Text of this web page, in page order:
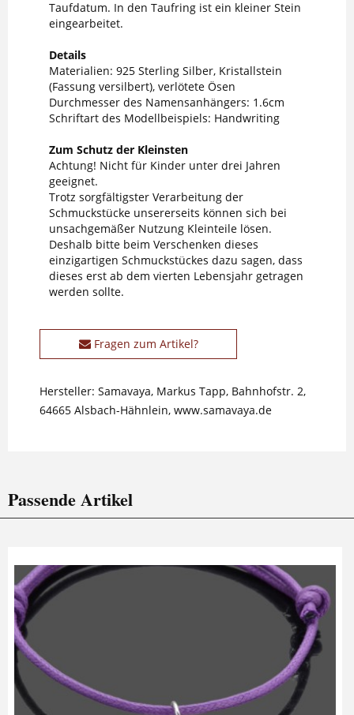
Taufdatum. In den Taufring ist ein kleiner Stein
eingearbeitet.
Details
Materialien: 925 Sterling Silber, Kristallstein
(Fassung versilbert), verlötete Ösen
Durchmesser des Namensanhängers: 1.6cm
Schriftart des Modellbeispiels: Handwriting
Zum Schutz der Kleinsten
Achtung! Nicht für Kinder unter drei Jahren
geeignet.
Trotz sorgfältigster Verarbeitung der
Schmuckstücke unsererseits können sich bei
unsachgemäßer Nutzung Kleinteile lösen.
Deshalb bitte beim Verschenken dieses
einzigartigen Schmuckstückes dazu sagen, dass
dieses erst ab dem vierten Lebensjahr getragen
werden sollte.
Fragen zum Artikel?
Hersteller: Samavaya, Markus Tapp, Bahnhofstr. 2,
64665 Alsbach-Hähnlein, www.samavaya.de
Passende Artikel